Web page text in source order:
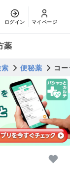
ログイン マイページ
薬
便秘薬 コ